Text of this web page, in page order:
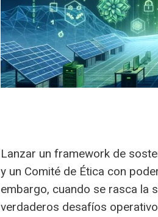
Lanzar un framework de
y un Comité de Ética con
embargo, cuando se rasca la
verdaderos desafíos